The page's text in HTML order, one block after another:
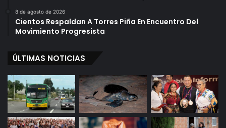
8 de agosto de 2026
Cientos Respaldan A Torres Piña En Encuentro Del
Movimiento Progresista
ÚLTIMAS NOTICIAS